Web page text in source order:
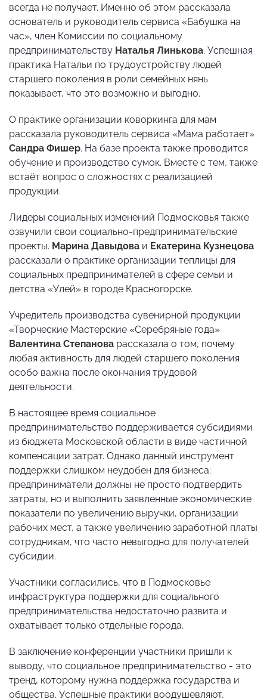
всегда не получает. Именно об этом рассказала
основатель и руководитель сервиса «Бабушка на
час», член Комиссии по социальному
предпринимательству Наталья Линькова. Успешная
практика Натальи по трудоустройству людей
старшего поколения в роли семейных нянь
показывает, что это возможно и выгодно.
О практике организации коворкинга для мам
рассказала руководитель сервиса «Мама работает»
Сандра Фишер. На базе проекта также проводится
обучение и производство сумок. Вместе с тем, также
встаёт вопрос о сложностях с реализацией
продукции.
Лидеры социальных изменений Подмосковья также
озвучили свои социально-предпринимательские
проекты. Марина Давыдова и Екатерина Кузнецова
рассказали о практике организации теплицы для
социальных предпринимателей в сфере семьи и
детства «Улей» в городе Красногорске.
Учредитель производства сувенирной продукции
«Творческие Мастерские «Серебряные года»
Валентина Степанова рассказала о том, почему
любая активность для людей старшего поколения
особо важна после окончания трудовой
деятельности.
В настоящее время социальное
предпринимательство поддерживается субсидиями
из бюджета Московской области в виде частичной
компенсации затрат. Однако данный инструмент
поддержки слишком неудобен для бизнеса:
предприниматели должны не просто подтвердить
затраты, но и выполнить заявленные экономические
показатели по увеличению выручки, организации
рабочих мест, а также увеличению заработной платы
сотрудникам, что часто невыгодно для получателей
субсидии.
Участники согласились, что в Подмосковье
инфраструктура поддержки для социального
предпринимательства недостаточно развита и
охватывает только отдельные города.
В заключение конференции участники пришли к
выводу, что социальное предпринимательство - это
тренд, которому нужна поддержка государства и
общества. Успешные практики воодушевляют,